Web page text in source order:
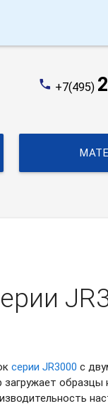
phone +7(495)
серии JR3000 с